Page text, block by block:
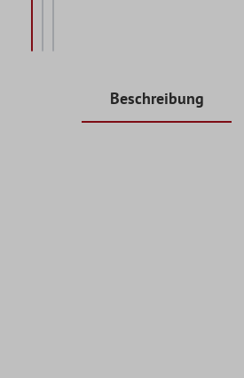
Beschreibung